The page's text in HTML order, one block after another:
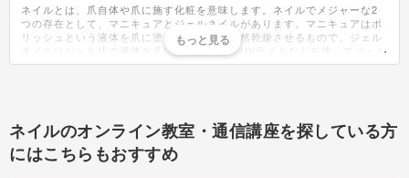
ネイルとは、爪自体や爪に施す化粧を意味します。ネイルでメジャーな2
つの存在として、マニキュアとジェルネイルがあります。マニキュアはポ
リッシュという液体を爪に塗ってネイルを自然乾燥させるもので、ジェル
ネイルはジェル状の液体を爪に塗り、専用のUVライトなどを使ってジェル
を固めていくものです。大きな違いは乾く時間で、マニキュアは乾燥に
と、ジェルネイルをセルフで行う方向けのネイルセットも販売されていま
す。ファイルやグルーなどネイル用品の卸店も多く存在しており、ネイル
パートナーなどが有名です。ネイルホリック等手頃な価格で様々なカラー
ネイルのオンライン教室・通信講座を探している方
にはこちらもおすすめ